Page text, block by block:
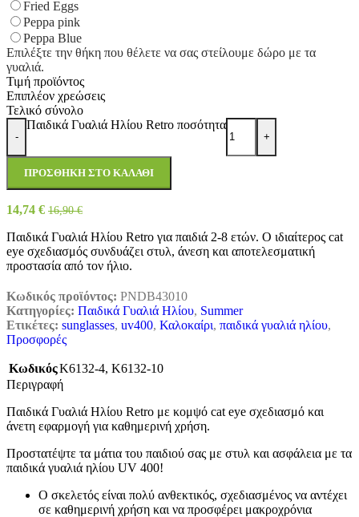
Fried Eggs
Peppa pink
Peppa Blue
Επιλέξτε την θήκη που θέλετε να σας στείλουμε δώρο με τα
γυαλιά.
Τιμή προϊόντος
Επιπλέον χρεώσεις
Τελικό σύνολο
-
Παιδικά Γυαλιά Ηλίου Retro ποσότητα
+
ΠΡΟΣΘΉΚΗ ΣΤΟ ΚΑΛΆΘΙ
14,74 € 16,90€
Παιδικά Γυαλιά Ηλίου Retro για παιδιά 2-8 ετών. Ο ιδιαίτερος cat
eye σχεδιασμός συνδυάζει στυλ, άνεση και αποτελεσματική
προστασία από τον ήλιο.
Κωδικός προϊόντος: PNDB43010
Κατηγορίες: Παιδικά Γυαλιά Ηλίου, Summer
Ετικέτες: sunglasses, uv400, Καλοκαίρι, παιδικά γυαλιά ηλίου,
Προσφορές
ΚωδικόςK6132-4, K6132-10
Περιγραφή
Παιδικά Γυαλιά Ηλίου Retro με κομψό cat eye σχεδιασμό και
άνετη εφαρμογή για καθημερινή χρήση.
Προστατέψτε τα μάτια του παιδιού σας με στυλ και ασφάλεια με τα
παιδικά γυαλιά ηλίου UV 400!
Ο σκελετός είναι πολύ ανθεκτικός, σχεδιασμένος να αντέχει
σε καθημερινή χρήση και να προσφέρει μακροχρόνια